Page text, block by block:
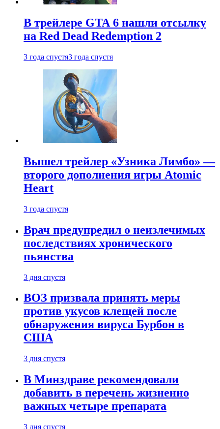
В трейлере GTA 6 нашли отсылку
на Red Dead Redemption 2
3 года спустя3 года спустя
Вышел трейлер «Узника Лимбо» —
второго дополнения игры Atomic
Heart
3 года спустя
Врач предупредил о неизлечимых
последствиях хронического
пьянства
3 дня спустя
ВОЗ призвала принять меры
против укусов клещей после
обнаружения вируса Бурбон в
США
3 дня спустя
В Минздраве рекомендовали
добавить в перечень жизненно
важных четыре препарата
3 дня спустя